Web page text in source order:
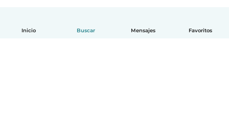
Inicio Buscar Mensajes Favoritos